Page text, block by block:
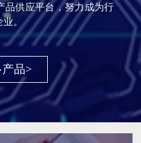
品供应平台，努力成为行
业。
品>